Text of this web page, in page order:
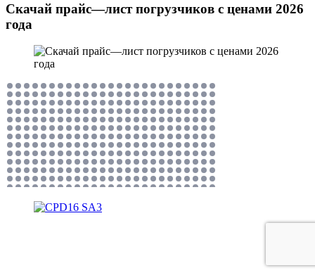
Скачай прайс—лист погрузчиков с ценами 2026
года